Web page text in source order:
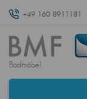
+49 160 8911181
Badmöbel